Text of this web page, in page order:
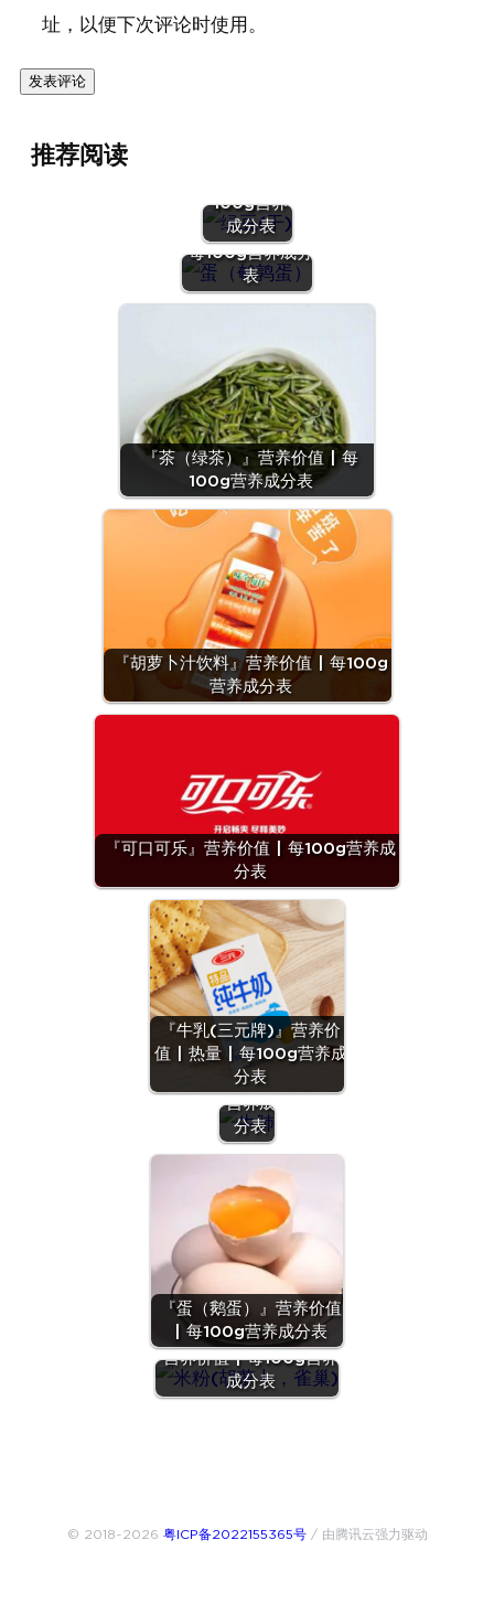
址，以便下次评论时使用。
推荐阅读
100g营养
成分表
『蛋（鹌鹑
蛋）』营养价值 |
每100g营养成分
表
『茶（绿茶）』营养价值 | 每
100g营养成分表
『胡萝卜汁饮料』营养价值 | 每100g
营养成分表
『可口可乐』营养价值 | 每100g营养成
分表
『牛乳(三元牌)』营养价
值 | 热量 | 每100g营养成
分表
『牛
肺』营
养价值
| 每
100g
营养成
分表
『蛋（鹅蛋）』营养价值
| 每100g营养成分表
『米粉(胡萝卜，雀巢)』
营养价值 | 每100g营养
成分表
© 2018~2026 粤ICP备2022155365号/ 由腾讯云强力驱动